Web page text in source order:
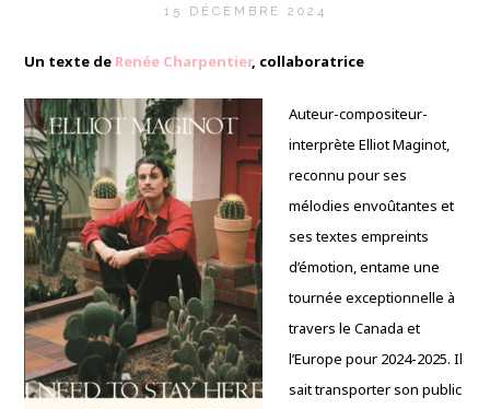
15 DÉCEMBRE 2024
Un texte de Renée Charpentier, collaboratrice
Auteur-compositeur-
interprète Elliot Maginot,
reconnu pour ses
mélodies envoûtantes et
ses textes empreints
d’émotion, entame une
tournée exceptionnelle à
travers le Canada et
l’Europe pour 2024-2025. Il
sait transporter son public